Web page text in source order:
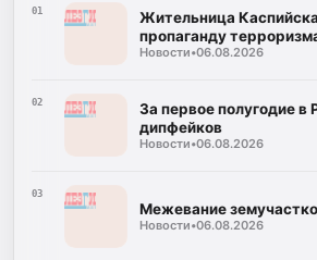
01
Жительница
пропаганду
Новости•06.08.2026
02
За первое полугодие в
дипфейков
Новости•06.08.2026
03
Межевание
Новости•06.08.2026